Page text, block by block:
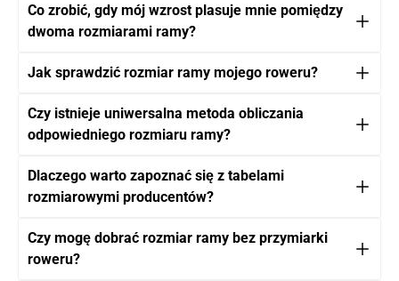
Co zrobić, gdy mój wzrost plasuje mnie pomiędzy
dwoma rozmiarami ramy?
Jak sprawdzić rozmiar ramy mojego roweru?
Czy istnieje uniwersalna metoda obliczania
odpowiedniego rozmiaru ramy?
Dlaczego warto zapoznać się z tabelami
rozmiarowymi producentów?
Czy mogę dobrać rozmiar ramy bez przymiarki
roweru?